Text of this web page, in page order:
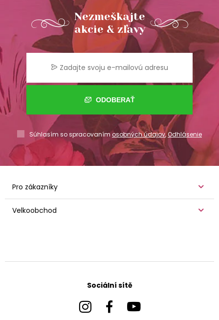
Nezmeškajte
akcie & zľavy
ODOBERAŤ
Súhlasím so spracovaním osobných údajov,Odhlásenie
Pro zákazníky
Velkoobchod
Sociální sítě